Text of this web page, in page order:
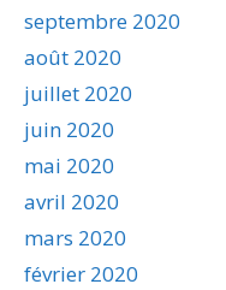
septembre 2020
août 2020
juillet 2020
juin 2020
mai 2020
avril 2020
mars 2020
février 2020